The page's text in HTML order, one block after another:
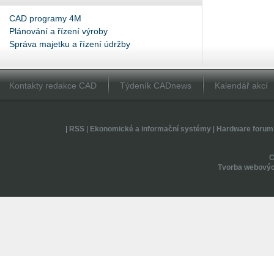
CAD programy 4M
Plánování a řízení výroby
Správa majetku a řízení údržby
Kontakty redakce CAD Týdeník CADnews Kalendář akcí
RSS| Ekonomické a informační systémy| Hardware forum
Tvorba